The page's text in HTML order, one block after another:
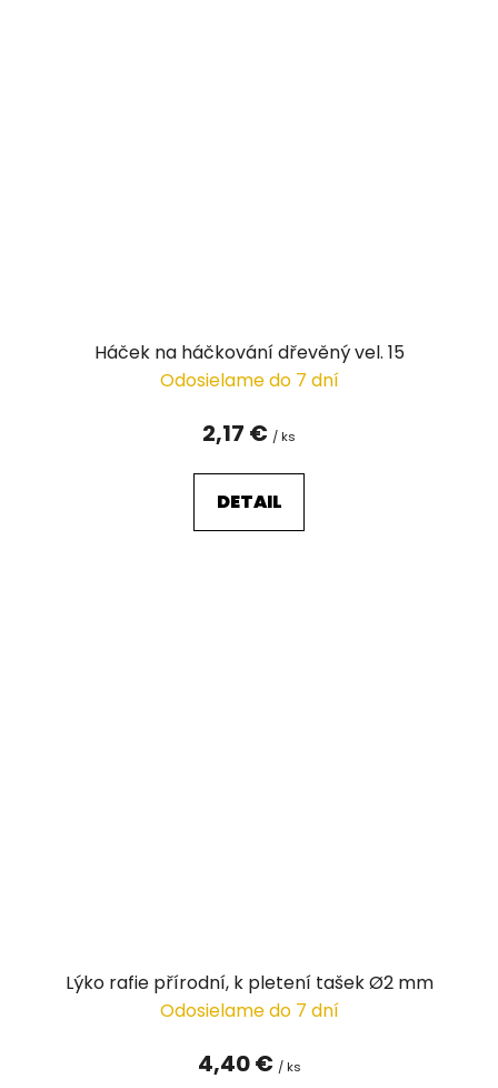
Háček na háčkování dřevěný vel. 15
Odosielame do 7 dní
2,17 € / ks
DETAIL
Lýko rafie přírodní, k pletení tašek Ø2 mm
Odosielame do 7 dní
4,40 € / ks